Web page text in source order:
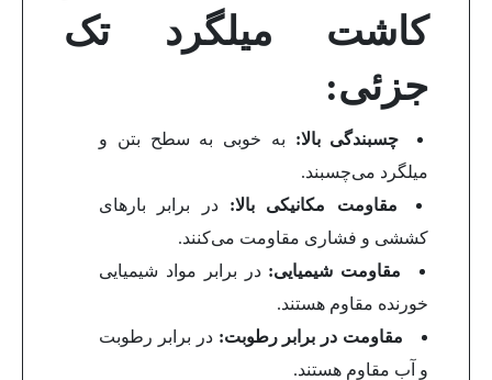
کاشت میلگرد تک
جزئی:
چسبندگی بالا: به خوبی به سطح بتن و
میلگرد می‌چسبند.
مقاومت مکانیکی بالا: در برابر بارهای
کششی و فشاری مقاومت می‌کنند.
مقاومت شیمیایی: در برابر مواد شیمیایی
خورنده مقاوم هستند.
مقاومت در برابر رطوبت: در برابر رطوبت
و آب مقاوم هستند.